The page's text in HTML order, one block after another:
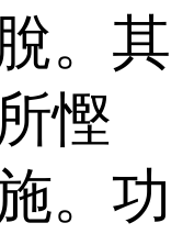
。其
慳
。功